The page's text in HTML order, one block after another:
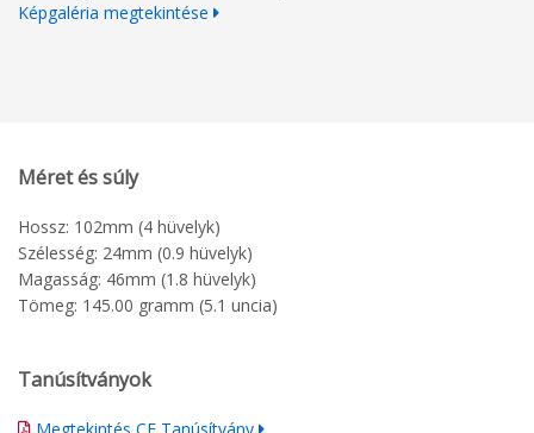
Képgaléria megtekintése
Méret és súly
Hossz: 102mm (4 hüvelyk)
Szélesség: 24mm (0.9 hüvelyk)
Magasság: 46mm (1.8 hüvelyk)
Tömeg: 145.00 gramm (5.1 uncia)
Tanúsítványok